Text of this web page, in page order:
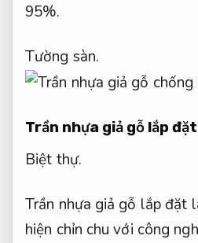
95%.
Tường sàn.
Trần nhựa giả gỗ lắp đặt
Biệt thự.
Trần nhựa giả gỗ lắp đặt
hiện chỉn chu với công